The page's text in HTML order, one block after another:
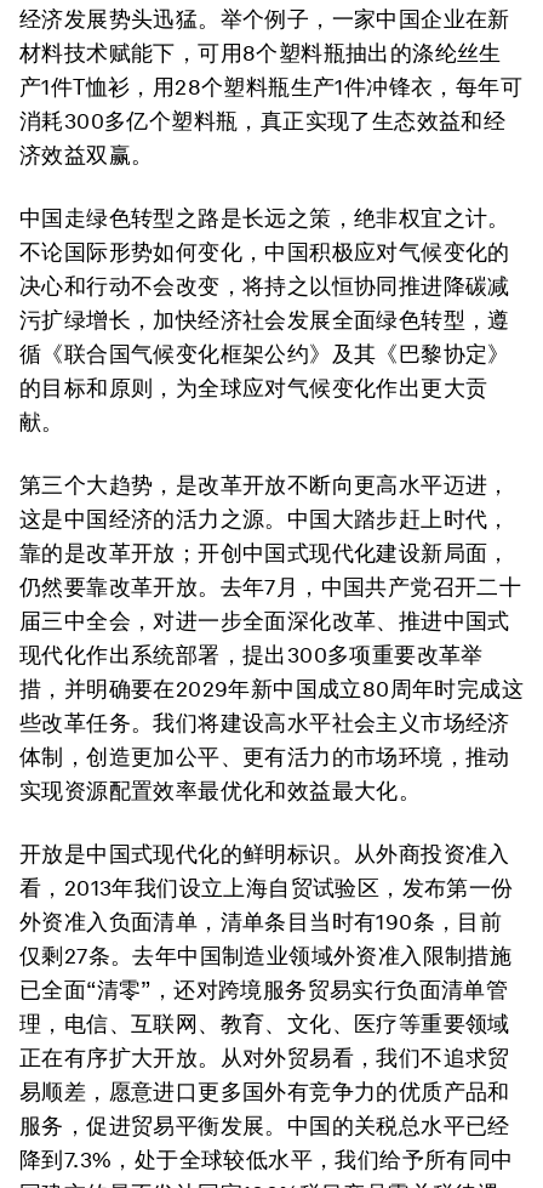
经济发展势头迅猛。举个例子，一家中国企业在新
材料技术赋能下，可用8个塑料瓶抽出的涤纶丝生
产1件T恤衫，用28个塑料瓶生产1件冲锋衣，每年可
消耗300多亿个塑料瓶，真正实现了生态效益和经
济效益双赢。
中国走绿色转型之路是长远之策，绝非权宜之计。
不论国际形势如何变化，中国积极应对气候变化的
决心和行动不会改变，将持之以恒协同推进降碳减
污扩绿增长，加快经济社会发展全面绿色转型，遵
循《联合国气候变化框架公约》及其《巴黎协定》
的目标和原则，为全球应对气候变化作出更大贡
献。
第三个大趋势，是改革开放不断向更高水平迈进，
这是中国经济的活力之源。中国大踏步赶上时代，
靠的是改革开放；开创中国式现代化建设新局面，
仍然要靠改革开放。去年7月，中国共产党召开二十
届三中全会，对进一步全面深化改革、推进中国式
现代化作出系统部署，提出300多项重要改革举
措，并明确要在2029年新中国成立80周年时完成这
些改革任务。我们将建设高水平社会主义市场经济
体制，创造更加公平、更有活力的市场环境，推动
实现资源配置效率最优化和效益最大化。
开放是中国式现代化的鲜明标识。 从外商投资准入
看， 2013年我们设立上海自贸试验区，发布第一份
外资准入负面清单，清单条目当时有190条，目前
仅剩27条。去年中国制造业领域外资准入限制措施
已全面“清零”，还对跨境服务贸易实行负面清单管
理，电信、互联网、教育、文化、医疗等重要领域
正在有序扩大开放。
从对外贸易看，我们不追求贸
易顺差，愿意进口更多国外有竞争力的优质产品和
服务，促进贸易平衡发展。中国的关税总水平已经
降到7.3%，处于全球较低水平，我们给予所有同中